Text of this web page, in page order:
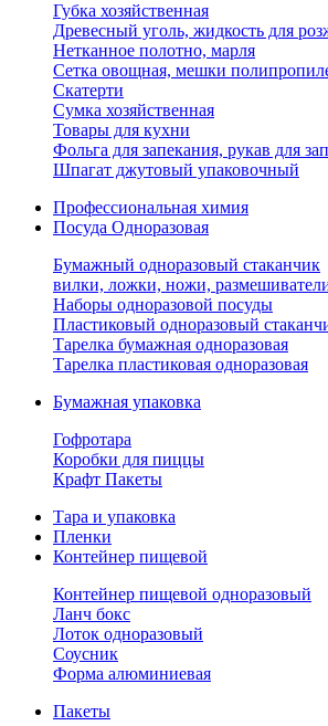
Губка хозяйственная
Древесный уголь, жидкость для
Нетканное полотно, марля
Сетка овощная, мешки
Скатерти
Сумка хозяйственная
Товары для кухни
Фольга для запекания, рукав для
Шпагат джутовый упаковочный
Профессиональная химия
Посуда Одноразовая
Бумажный одноразовый стаканчик
вилки, ложки, ножи,
Наборы одноразовой посуды
Пластиковый одноразовый
Тарелка бумажная одноразовая
Тарелка пластиковая одноразовая
Бумажная упаковка
Гофротара
Коробки для пиццы
Крафт Пакеты
Тара и упаковка
Пленки
Контейнер пищевой
Контейнер пищевой одноразовый
Ланч бокс
Лоток одноразовый
Соусник
Форма алюминиевая
Пакеты